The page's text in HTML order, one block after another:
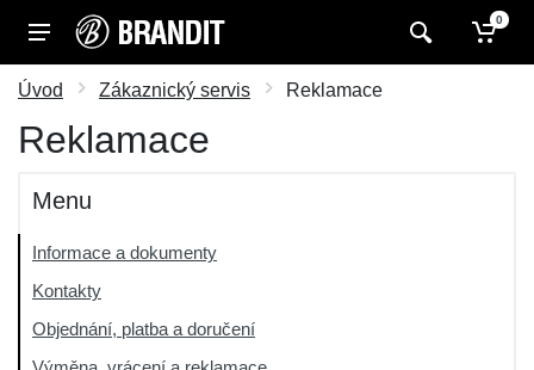
0
Úvod Zákaznický servis Reklamace
Reklamace
Menu
Informace a dokumenty
Kontakty
Objednání, platba a doručení